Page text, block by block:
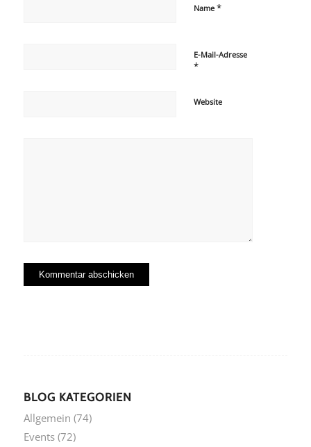
Name *
E-Mail-Adresse
*
Website
BLOG KATEGORIEN
Allgemein (74)
Events(72)